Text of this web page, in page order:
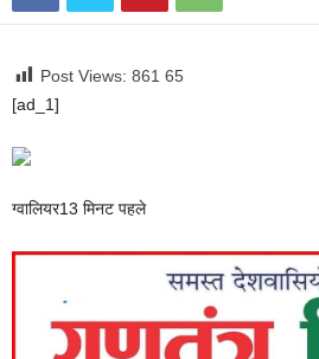
Post Views: 861 65
[ad_1]
ग्वालियर13 मिनट पहले